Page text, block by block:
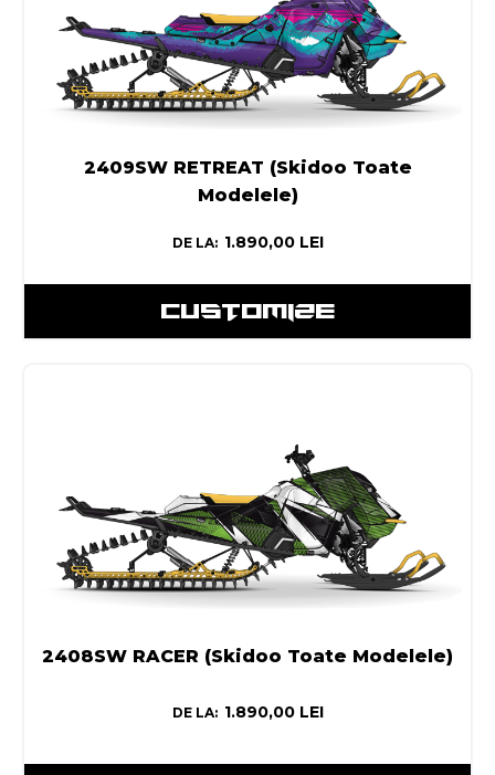
2409SW RETREAT (Skidoo Toate
Modelele)
DE LA: 1.890,00 LEI
CUSTOMIZE
2408SW RACER (Skidoo Toate Modelele)
DE LA: 1.890,00 LEI